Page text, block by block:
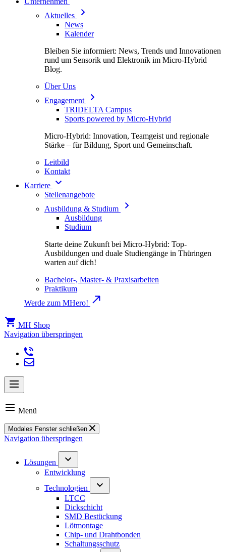
Aktuelles
News
Kalender
Bleiben Sie informiert: News, Trends und Innovationen
rund um Sensorik und Elektronik im Micro-Hybrid
Blog.
Über Uns
Engagement
TRIDELTA Campus
Sports powered by Micro-Hybrid
Micro-Hybrid: Innovation, Teamgeist und regionale
Stärke – für Bildung, Sport und Gemeinschaft.
Leitbild
Kontakt
Karriere
Stellenangebote
Ausbildung & Studium
Ausbildung
Studium
Starte deine Zukunft bei Micro-Hybrid: Top-
Ausbildungen und duale Studiengänge in Thüringen
warten auf dich!
Bachelor-, Master- & Praxisarbeiten
Praktikum
Werde zum MHero!
MH Shop
Navigation überspringen
Menü
Modales Fenster schließen
Navigation überspringen
Lösungen
Entwicklung
Technologien
LTCC
Dickschicht
SMD Bestückung
Lötmontage
Chip- und Drahtbonden
Schaltungsschutz